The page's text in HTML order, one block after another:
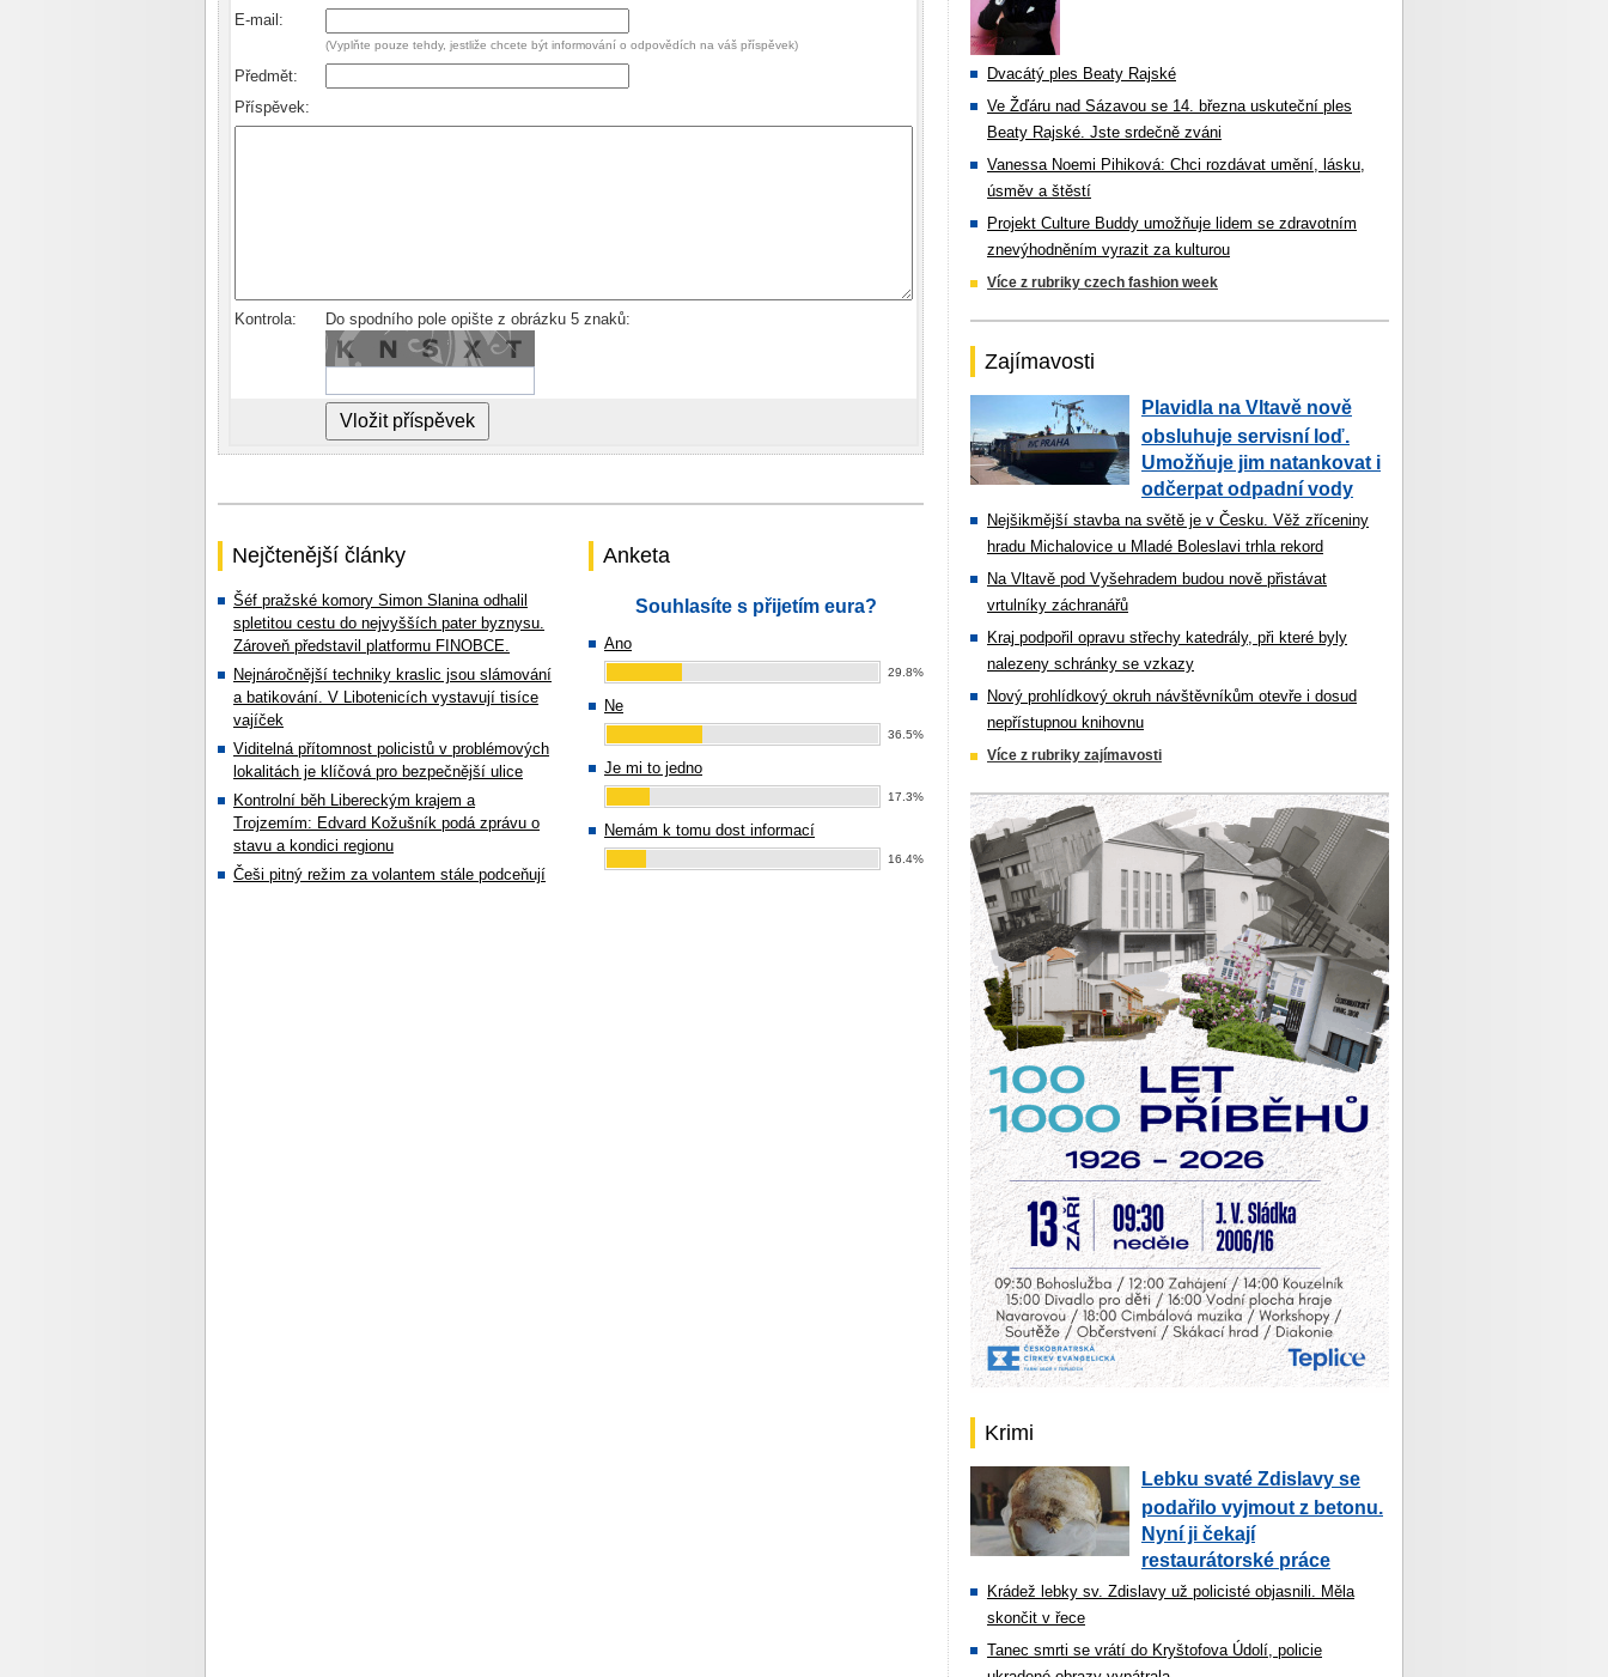
E-mail:
(Vyplňte pouze tehdy, jestliže chcete být informování o odpovědích na váš příspěvek)
Předmět:
Příspěvek:
Kontrola: Do spodního pole opište z obrázku 5 znaků:
Nejčtenější články
Šéf pražské komory Simon Slanina odhalil
spletitou cestu do nejvyšších pater byznysu.
Zároveň představil platformu FINOBCE.
Nejnáročnější techniky kraslic jsou slámování
a batikování. V Libotenicích vystavují tisíce
vajíček
Viditelná přítomnost policistů v problémových
lokalitách je klíčová pro bezpečnější ulice
Kontrolní běh Libereckým krajem a
Trojzemím: Edvard Kožušník podá zprávu o
stavu a kondici regionu
Češi pitný režim za volantem stále podceňují
Anketa
Souhlasíte s přijetím eura?
Ano
29.8%
Ne
36.5%
Je mi to jedno
17.3%
Nemám k tomu dost informací
16.4%
Dvacátý ples Beaty Rajské
Ve Žďáru nad Sázavou se 14. března uskuteční ples
Beaty Rajské. Jste srdečně zváni
Vanessa Noemi Pihiková: Chci rozdávat umění, lásku,
úsměv a štěstí
Projekt Culture Buddy umožňuje lidem se zdravotním
znevýhodněním vyrazit za kulturou
Více z rubriky czech fashion week
Zajímavosti
Plavidla na Vltavě nově
obsluhuje servisní loď.
Umožňuje jim natankovat i
odčerpat odpadní vody
Nejšikmější stavba na světě je v Česku. Věž zříceniny
hradu Michalovice u Mladé Boleslavi trhla rekord
Na Vltavě pod Vyšehradem budou nově přistávat
vrtulníky záchranářů
Kraj podpořil opravu střechy katedrály, při které byly
nalezeny schránky se vzkazy
Nový prohlídkový okruh návštěvníkům otevře i dosud
nepřístupnou knihovnu
Více z rubriky zajímavosti
Krimi
Lebku svaté Zdislavy se
podařilo vyjmout z betonu.
Nyní ji čekají
restaurátorské práce
Krádež lebky sv. Zdislavy už policisté objasnili. Měla
skončit v řece
Tanec smrti se vrátí do Kryštofova Údolí, policie